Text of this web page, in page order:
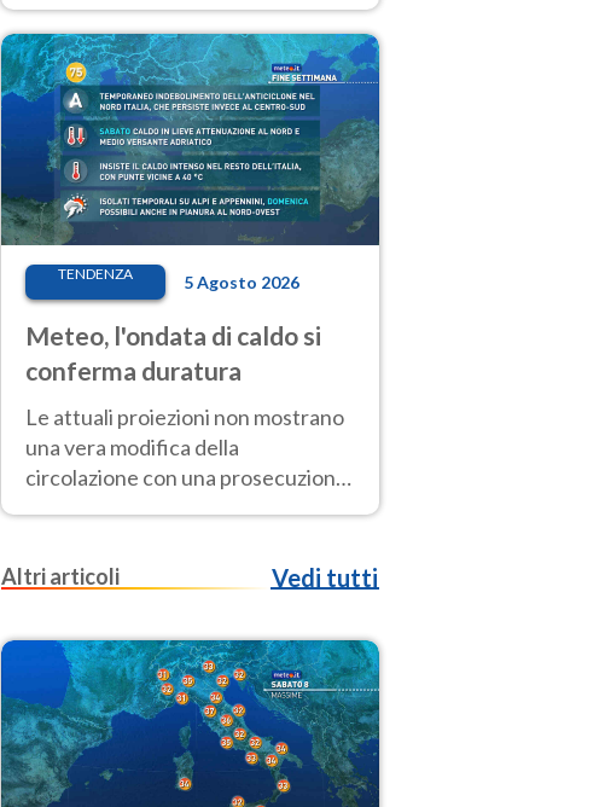
temperature molto elevate
TENDENZA 5 Agosto 2026
Meteo, l'ondata di caldo si
conferma duratura
Le attuali proiezioni non mostrano
una vera modifica della
circolazione con una prosecuzione
del caldo fuori scala per molti
Ferragosto
Altri articoli Vedi tutti